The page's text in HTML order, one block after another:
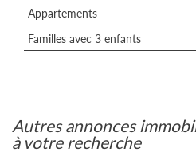
Appartements
Familles avec 3 enfants
autres annonces immobilières correspondant
à votre recherche